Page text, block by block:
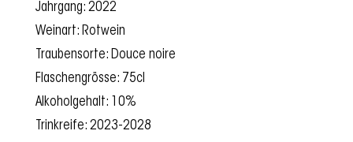
Jahrgang: 2022
Weinart: Rotwein
Traubensorte: Douce noire
Flaschengrösse: 75cl
Alkoholgehalt: 10%
Trinkreife: 2023-2028